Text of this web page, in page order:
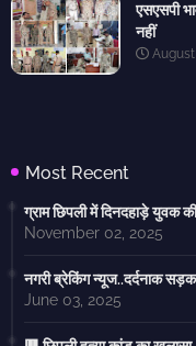
एसएसपी
नहीं
Most Recent
ग्राम छिपली में दिनदहाड़े युवक
November 02, 2025
नगरी ब्रेकिंग न्यूज..दर्दनाक
June 03, 2025